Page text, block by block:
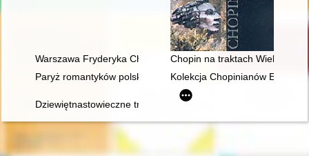
Warszawa Fryderyka Chopina
Chopin na traktach
Paryż romantyków polskich: Mickiewicz, Słowacki, Chopin,
Kolekcja Chopinianów
Dziewiętnastowieczne transkrypcje utworów Fryderyka